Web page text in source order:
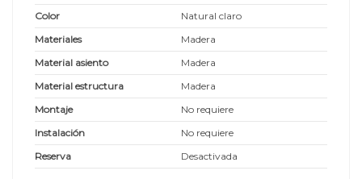
Color
Natural claro
Materiales
Madera
Material asiento
Madera
Material estructura
Madera
Montaje
No requiere
Instalación
No requiere
Reserva
Desactivada